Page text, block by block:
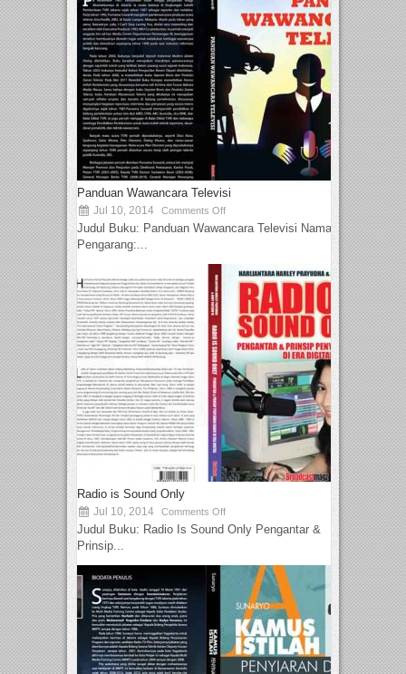
Panduan Wawancara Televisi
Jul 10, 2014 Comments Off
Judul Buku: Panduan Wawancara Televisi Nama
Pengarang:...
Radio is Sound Only
Jul 10, 2014 Comments Off
Judul Buku: Radio Is Sound Only Pengantar &
Prinsip...